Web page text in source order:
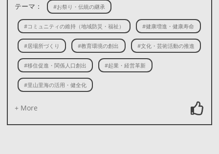
テーマ：
#お祭り・伝統の継承
#コミュニティの維持（地域防災・福祉） #健康増進・健康寿命
#居場所づくり #教育環境の創出 #文化・芸術活動の推進
#移住促進・関係人口創出 #起業・経営革新
#里山里海の活用・健全化
+ More